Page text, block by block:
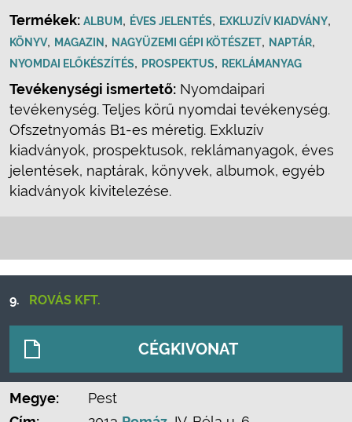
Termékek: ALBUM, ÉVES JELENTÉS, EXKLUZÍV KIADVÁNY,
KÖNYV, MAGAZIN , NAGYÜZEMI GÉPI KÖTÉSZET, NAPTÁR,
NYOMDAI ELŐKÉSZÍTÉS, PROSPEKTUS, REKLÁMANYAG
Tevékenységi ismertető: Nyomdaipari
tevékenység. Teljes körű nyomdai tevékenység.
Ofszetnyomás B1-es méretig. Exkluzív
kiadványok, prospektusok, reklámanyagok, éves
jelentések, naptárak, könyvek, albumok, egyéb
kiadványok kivitelezése.
9. ROVÁS KFT.
CÉGKIVONAT
Megye:
Pest